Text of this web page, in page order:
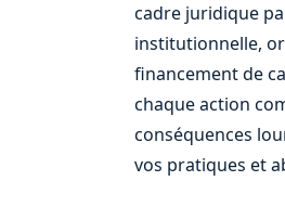
cadre juridique
institutionnelle,
financement de
chaque action
conséquences
vos pratiques et